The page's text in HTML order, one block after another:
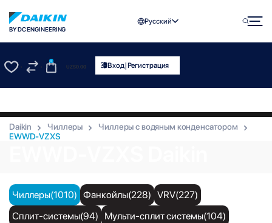
BY DC ENGINEERING
Русский
0
UZS0.00 Вход|Регистрация
Daikin Чиллеры
Чиллеры с водяным конденсатором
EWWD-VZXS
Чиллеры(1010) Фанкойлы(228) VRV(227)
Сплит-системы(94)
Мульти-сплит системы(104)